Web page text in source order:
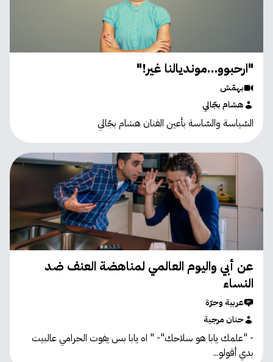
"ارحبوو…مونديالنا غير!"
بهمّش
هشام بجّالي
السّياسة والسّاسة بأعين الفنان هشام بجّالي
عن أبي واليوم العالمي لمناهضة العنف ضد
النساء
عربية وحرّة
حنان مرجية
- "علمك يابا هو سلاحك"- " اه يابا بس يفوت الحرامي عالبيت
بدي أقولو...